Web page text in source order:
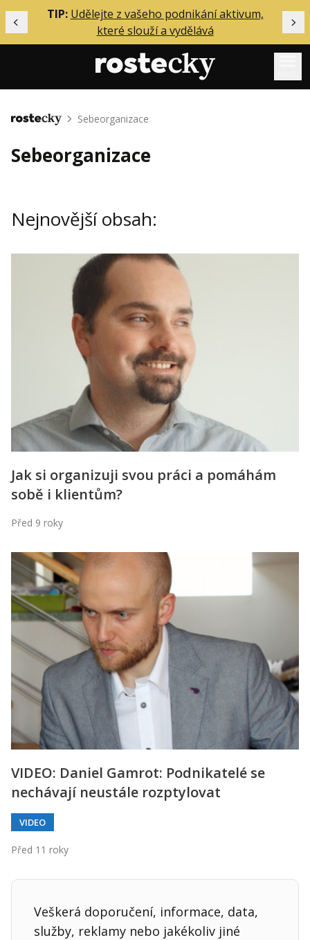
Předchozí
TIP: Udělejte z vašeho podnikání aktivum,
které slouží a vydělává
Mentoring
Solo
Inzerce
Přihlášení
Obchodní podmínky
Hledaná fráze
Domů Sebeorganizace
Sebeorganizace
Nejnovější obsah:
Jak si organizuji svou práci a pomáhám
sobě i klientům?
Před 9 roky
VIDEO: Daniel Gamrot: Podnikatelé se
nechávají neustále rozptylovat
VIDEO
Před 11 roky
Veškerá doporučení, informace, data,
služby, reklamy nebo jakékoliv jiné